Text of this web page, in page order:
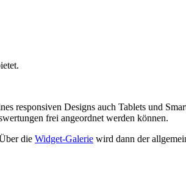
responsiven Designs auch Tablets und
frei angeordnet werden können.
die Widget-Galerie wird dann der